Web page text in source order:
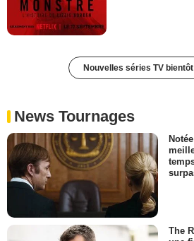
Nouvelles séries TV
News Tournages
The